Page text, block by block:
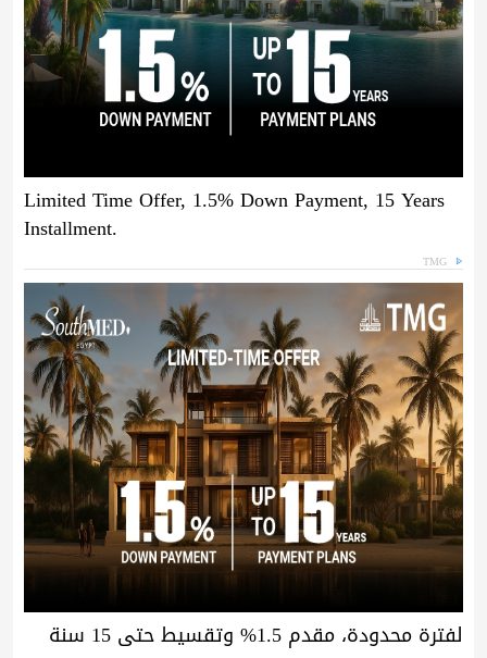
Limited Time Offer, 1.5% Down Payment, 15 Years
Installment.
TMG
لفترة محدودة، مقدم 1.5% وتقسيط حتى 15 سنة